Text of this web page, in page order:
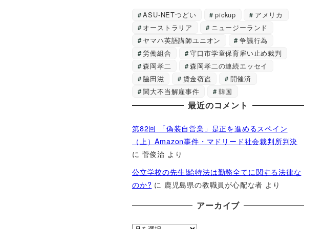
ASU-NETつどい pickup
アメリカ
オーストラリア
ニュージーランド
ヤマハ英語講師ユニオン
争議行為
労働組合
守口市学童保育雇い止め裁判
森岡孝二
森岡孝二の連続エッセイ
脇田滋
賃金窃盗
開催済
関大不当解雇事件
韓国
最近のコメント
第82回 「偽装自営業」是正を進めるスペイン
（上）Amazon事件・マドリード社会裁判所判決
に 菅俊治 より
公立学校の先生!給特法は勤務全てに関する法律な
のか? に 鹿児島県の教職員が心配な者 より
アーカイブ